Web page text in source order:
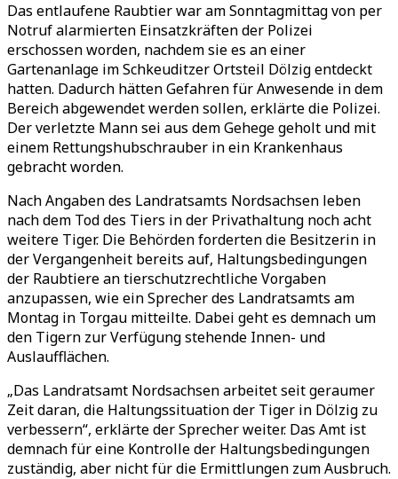
Das entlaufene Raubtier war am Sonntagmittag von per
Notruf alarmierten Einsatzkräften der Polizei
erschossen worden, nachdem sie es an einer
Gartenanlage im Schkeuditzer Ortsteil Dölzig entdeckt
hatten. Dadurch hätten Gefahren für Anwesende in dem
Bereich abgewendet werden sollen, erklärte die Polizei.
Der verletzte Mann sei aus dem Gehege geholt und mit
einem Rettungshubschrauber in ein Krankenhaus
gebracht worden.
Nach Angaben des Landratsamts Nordsachsen leben
nach dem Tod des Tiers in der Privathaltung noch acht
weitere Tiger. Die Behörden forderten die Besitzerin in
der Vergangenheit bereits auf, Haltungsbedingungen
der Raubtiere an tierschutzrechtliche Vorgaben
anzupassen, wie ein Sprecher des Landratsamts am
Montag in Torgau mitteilte. Dabei geht es demnach um
den Tigern zur Verfügung stehende Innen- und
Auslaufflächen.
„Das Landratsamt Nordsachsen arbeitet seit geraumer
Zeit daran, die Haltungssituation der Tiger in Dölzig zu
verbessern“, erklärte der Sprecher weiter. Das Amt ist
demnach für eine Kontrolle der Haltungsbedingungen
zuständig, aber nicht für die Ermittlungen zum Ausbruch.